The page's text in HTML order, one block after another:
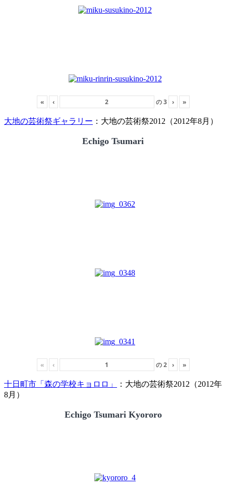
« ‹ の3 › »
大地の芸術祭ギャラリー ：大地の芸術祭2012（2012年8月）
Echigo Tsumari
« ‹ の2 › »
十日町市「森の学校キョロロ」
：大地の芸術祭2012（2012年
8月）
Echigo Tsumari Kyororo